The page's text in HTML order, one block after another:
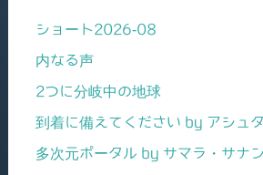
ショート2026-08
内なる声
2つに分岐中の地球
到着に備えてください by アシュ
多次元ポータル by サマラ・サナ